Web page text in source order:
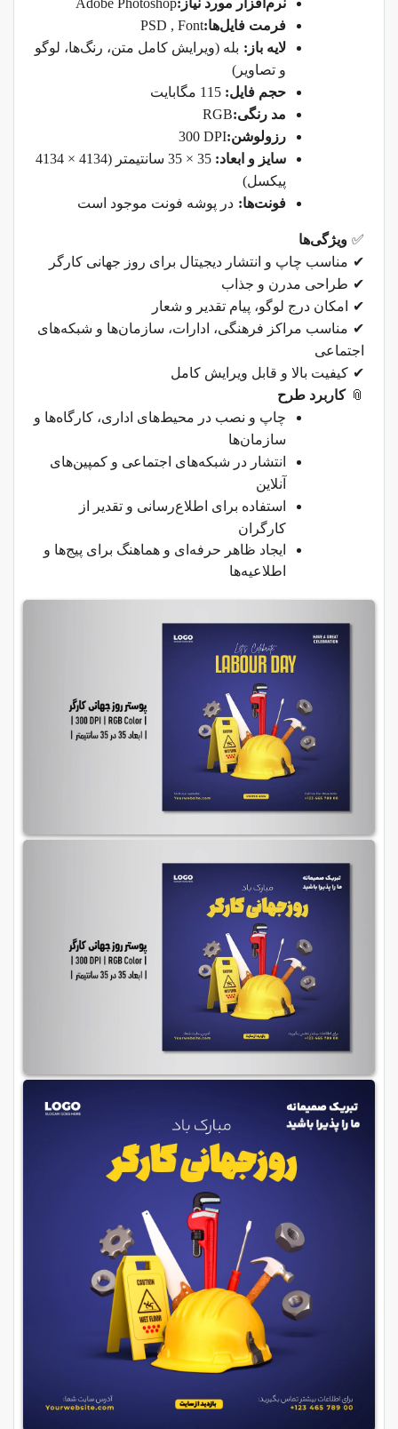
نرم‌افزار مورد نیاز :
Adobe Photoshop
فرمت فایل‌ها:
PSD , Font
لایه باز : بله (ویرایش کامل متن، رنگ‌ها، لوگو
و تصاویر)
حجم فایل:
115 مگابایت
مد رنگی:
RGB
رزولوشن:
300 DPI
سایز و ابعاد:
35 × 35
سانتیمتر (4134 × 4134
پیکسل)
فونت‌ها: در پوشه فونت موجود است
✅ ویژگی‌ها
✔ مناسب چاپ و انتشار دیجیتال برای روز جهانی کارگر
✔ طراحی مدرن و جذاب
✔
امکان درج لوگو، پیام تقدیر و شعار
✔ مناسب مراکز فرهنگی، ادارات، سازمان‌ها و شبکه‌های
اجتماعی
✔ کیفیت بالا و قابل ویرایش کامل
📎 کاربرد طرح
چاپ و نصب در محیط‌های اداری، کارگاه‌ها و
سازمان‌ها
انتشار در شبکه‌های اجتماعی و کمپین‌های
آنلاین
استفاده برای اطلاع‌رسانی و تقدیر از
کارگران
ایجاد ظاهر حرفه‌ای و هماهنگ برای پیج‌ها و
اطلاعیه‌ها